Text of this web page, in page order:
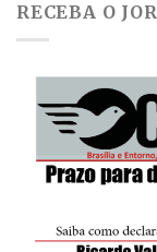
RECEBA O